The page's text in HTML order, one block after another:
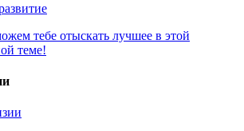
тебе отыскать лучшее в этой
теме!